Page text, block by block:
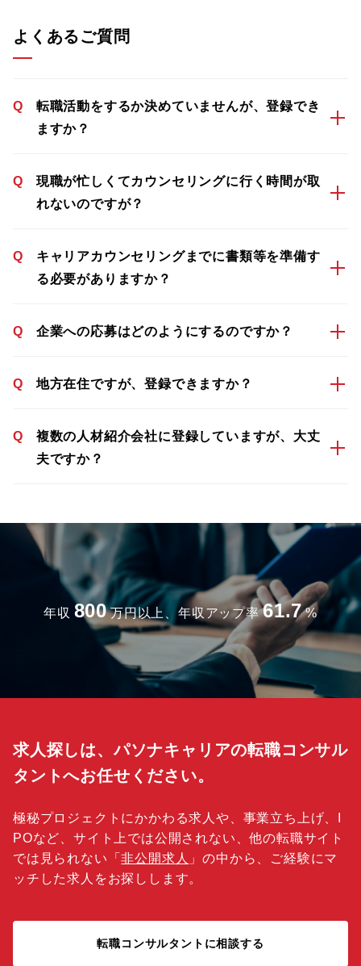
よくあるご質問
Q
転職活動をするか決めていませんが、登録でき
ますか？
Q
現職が忙しくてカウンセリングに行く時間が取
れないのですが？
Q
キャリアカウンセリングまでに書類等を準備す
る必要がありますか？
Q 企業への応募はどのようにするのですか？
Q 地方在住ですが、登録できますか？
Q
複数の人材紹介会社に登録していますが、大丈
夫ですか？
年収 800 万円以上、年収アップ率 61.7 %
求人探しは、パソナキャリアの転職コンサル
タントへお任せください。
極秘プロジェクトにかかわる求人や、事業立ち上げ、I
POなど、サイト上では公開されない、他の転職サイト
では見られない「非公開求人 」の中から、ご経験にマ
ッチした求人をお探しします。
転職コンサルタントに相談する